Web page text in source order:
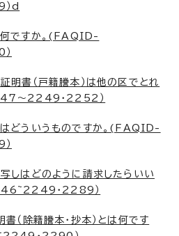
d
ですか。(FAQID-
明書（戸籍謄本）は他の区でとれ
～2249・2252）
どういうものですか。(FAQID-
しはどのように請求したらいい
・2289）
（除籍謄本・抄本）とは何です